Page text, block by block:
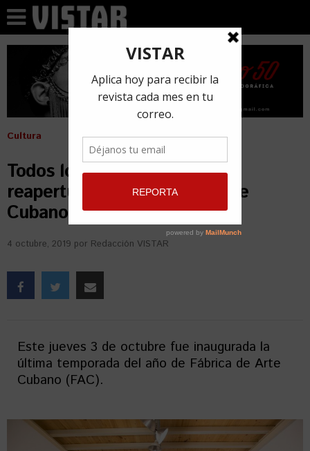
Cultura
Todos los detalles sobre la
reapertura de Fábrica de Arte
Cubano
4 octubre, 2019 por Redacción VISTAR
Este jueves 3 de octubre fue inaugurada la
última temporada del año de Fábrica de Arte
Cubano (FAC).